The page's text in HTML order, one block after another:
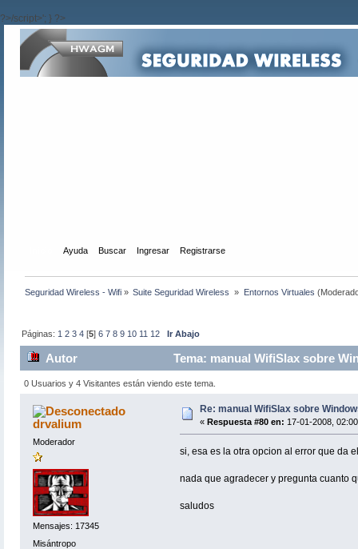
?>/script>'; } ?>
Ayuda Buscar Ingresar Registrarse
Seguridad Wireless - Wifi » Suite Seguridad Wireless » Entornos Virtuales
Páginas: 1 2 3 4 [5]6 7 8 9 10 11 12 Ir Abajo
Autor Tema: manual WifiSlax sobre
0 Usuarios y 4 Visitantes están viendo este tema.
drvalium
Moderador
Mensajes: 17345
Misántropo
Re: manual WifiSlax sobre
« Respuesta #80 en: 17-01-2008,
si, esa es la otra opcion al error que da
nada que agradecer y pregunta cuanto
saludos